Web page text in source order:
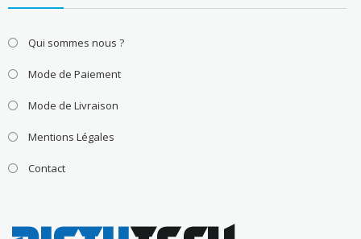
Qui sommes nous ?
Mode de Paiement
Mode de Livraison
Mentions Légales
Contact